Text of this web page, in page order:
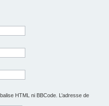
HTML ni BBCode. L’adresse de